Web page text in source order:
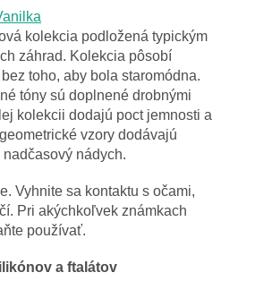
kolekcia podložená typickým
záhrad. Kolekcia pôsobí
toho, aby bola staromódna.
tóny sú doplnené drobnými
kolekcii dodajú poct jemnosti a
vzory dodávajú
nádych.
Vyhnite sa kontaktu s očami,
Pri akýchkoľvek známkach
používať.
a ftalátov